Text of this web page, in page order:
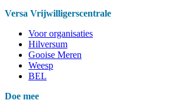
Versa Vrijwilligerscentrale
Voor organisaties
Hilversum
Gooise Meren
Weesp
BEL
Doe mee